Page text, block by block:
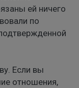
ей ничего
по
Если вы
отношения,